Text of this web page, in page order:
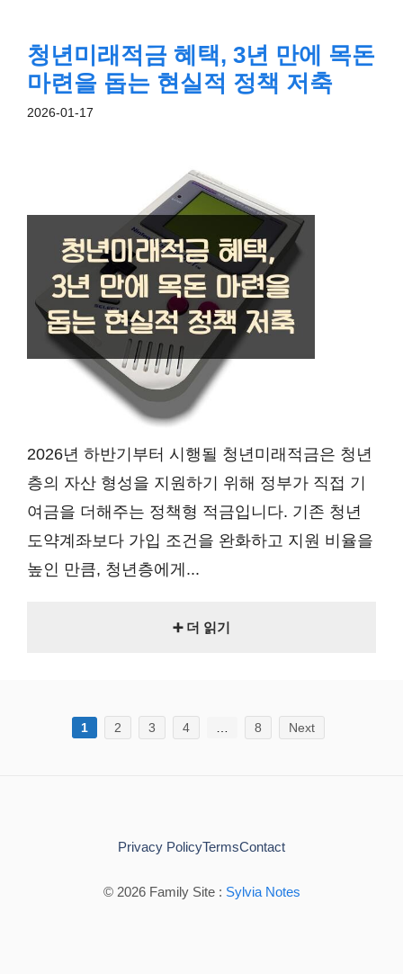
청년미래적금 혜택, 3년 만에 목돈
마련을 돕는 현실적 정책 저축
2026-01-17
2026년 하반기부터 시행될 청년미래적금은 청년
층의 자산 형성을 지원하기 위해 정부가 직접 기
여금을 더해주는 정책형 적금입니다. 기존 청년
도약계좌보다 가입 조건을 완화하고 지원 비율을
높인 만큼, 청년층에게...
➕ 더 읽기
1 2 3 4 8 Next
© 2026 Family Site : Sylvia Notes
Privacy PolicyTermsContact